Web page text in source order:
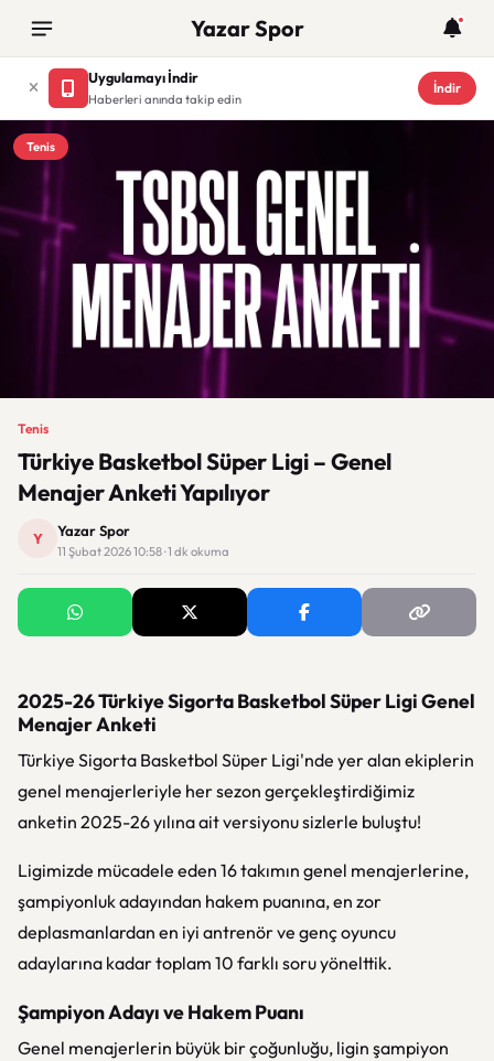
Yazar Spor
Uygulamayı İndir
Haberleri anında takip edin
İndir
Tenis
Tenis
Türkiye Basketbol Süper Ligi – Genel
Menajer Anketi Yapılıyor
Y Yazar Spor
11 Şubat 2026 10:58 · 1 dk okuma
2025-26 Türkiye Sigorta Basketbol Süper Ligi Genel
Menajer Anketi
Türkiye Sigorta Basketbol Süper Ligi'nde yer alan ekiplerin
genel menajerleriyle her sezon gerçekleştirdiğimiz
anketin 2025-26 yılına ait versiyonu sizlerle buluştu!
Ligimizde mücadele eden 16 takımın genel menajerlerine,
şampiyonluk adayından hakem puanına, en zor
deplasmanlardan en iyi antrenör ve genç oyuncu
adaylarına kadar toplam 10 farklı soru yönelttik.
Şampiyon Adayı ve Hakem Puanı
Genel menajerlerin büyük bir çoğunluğu, ligin şampiyon